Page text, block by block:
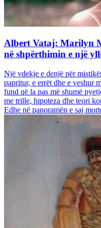
Albert Vataj: Marilyn
në shpërthimin e një
Një vdekje e denjë për
papritur, e errët dhe e veshur
fund që la pas më shumë
me trille, hipoteza dhe teori
Edhe në panoramën e saj